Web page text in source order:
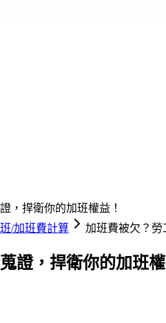
，捍衛你的加班權益！
/加班費計算 加班費被欠？勞
證，捍衛你的加班權